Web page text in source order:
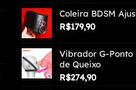
Coleira BDSM
R$179,90
Vibrador G-Ponto
de Queixo
R$274,90